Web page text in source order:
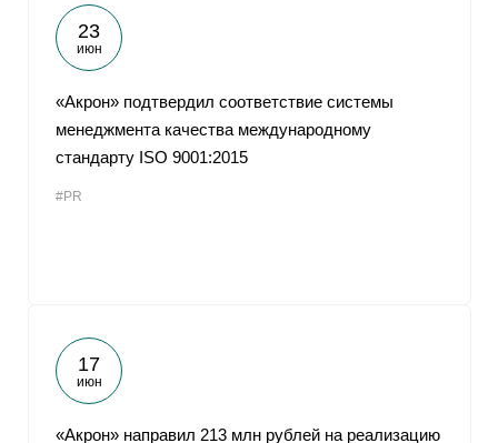
23
июн
«Акрон» подтвердил соответствие системы
менеджмента качества международному
стандарту ISO 9001:2015
#PR
17
июн
«Акрон» направил 213 млн рублей на реализацию